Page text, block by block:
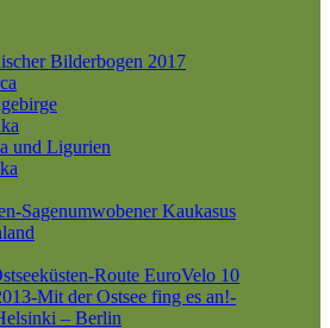
Bilderbogen 2017
und Ligurien
Sagenumwobener Kaukasus
Route EuroVelo 10
Mit der Ostsee fing es an!-
– Berlin